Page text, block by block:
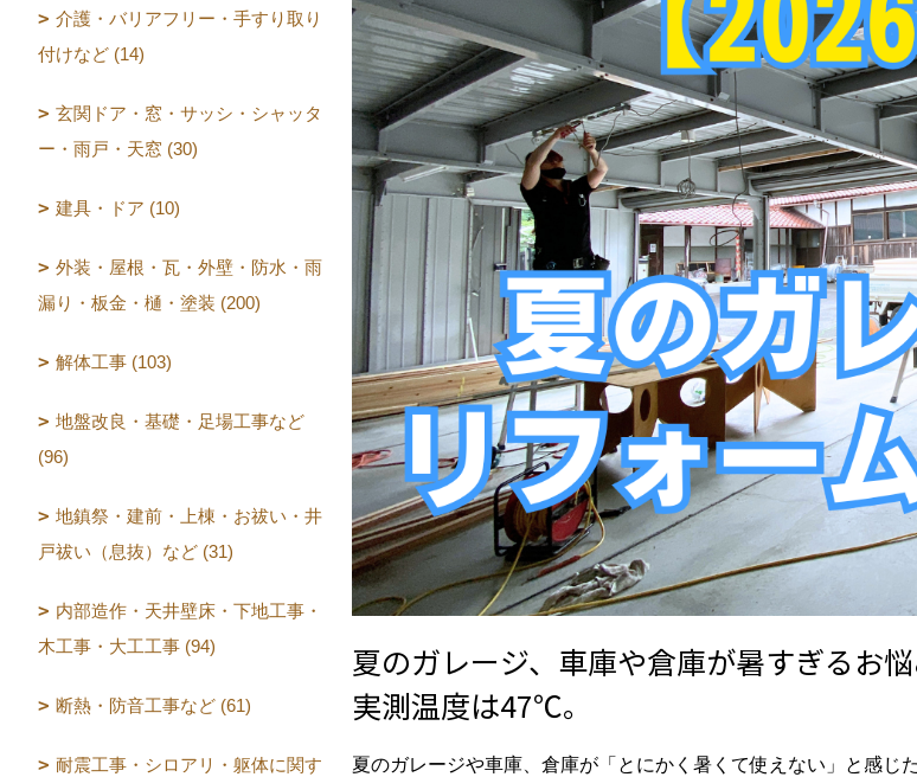
夏のガレージ、車庫や倉庫が暑すぎるお
実測温度は47℃。
夏のガレージや車庫、倉庫が「とにかく暑くて使えない」と感じ
介護・バリアフリー・手すり取り
付けなど (14)
玄関ドア・窓・サッシ・シャッタ
ー・雨戸・天窓 (30)
建具・ドア (10)
外装・屋根・瓦・外壁・防水・雨
漏り・板金・樋・塗装 (200)
解体工事 (103)
地盤改良・基礎・足場工事など
(96)
地鎮祭・建前・上棟・お祓い・井
戸祓い（息抜）など (31)
内部造作・天井壁床・下地工事・
木工事・大工工事 (94)
断熱・防音工事など (61)
耐震工事・シロアリ・躯体に関す